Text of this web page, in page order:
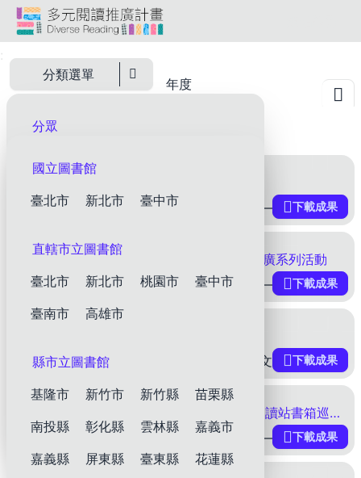
主
多元閱讀推廣計畫
分類選單
分眾
一般民眾
原住民讀者
新住民讀者
分齡
嬰幼兒讀者
兒童讀者
其他
作家
教師 館員
年度
層級 & 縣市
國立圖書館
臺北市
新北市 臺中市
直轄市立圖書館
臺北市
新北市 桃園市
臺中市
臺南市
高雄市
縣市立圖書館
基隆市
新竹市 新竹縣
苗栗縣
南投縣
彰化縣 雲林縣
嘉義市
嘉義縣
屏東縣 臺東縣
花蓮縣
提案人: 張悅玲 委員文案評論—王梅玲委員 澎湖縣圖書館將以澎湖存在的「越南難民接待中心」紀錄影片《彼岸他方》為核心，辦理系列活動，探討澎越間關於歷史、產業、經濟、學術、文化。本文案具有下列特色
下載成果
112 年菊島海洋～ 食魚文化推廣系列活動
提案人: 張宜欣 委員文案評論—林珊如委員 本案澎湖縣政府文化局對本縣7所公共圖書館規劃具地方特色的食魚文化並與閱讀結合，搭配專業講師開辦「聰明吃魚救海洋」講座、「尋魚啟示」繪本分享會及手作體驗
下載成果
提案人: 楊惠美、江汶櫻 委員文案評論—王涵青委員 花蓮縣吉安鄉立圖書館在慶豐閱覽室巧妙結合閱讀與美食，將圖書館活動延伸至鄉內的傳統市場。透過這項活動，參與者不僅能在美食環繞的環境中閱讀繪本、輕
下載成果
看！那裡有個洞－ 繪本療癒閱讀站書箱巡迴展
提案人: 謝君豪 委員文案評論—王涵青委員 本次兒童繪本療癒閱讀活動，運用書目療法，以「國王的驢耳朵」童話故事為素材，精心設計出7 種情境書箱。活動旨在通過繪本的閱讀，使孩子們能夠在故事中認同角
下載成果